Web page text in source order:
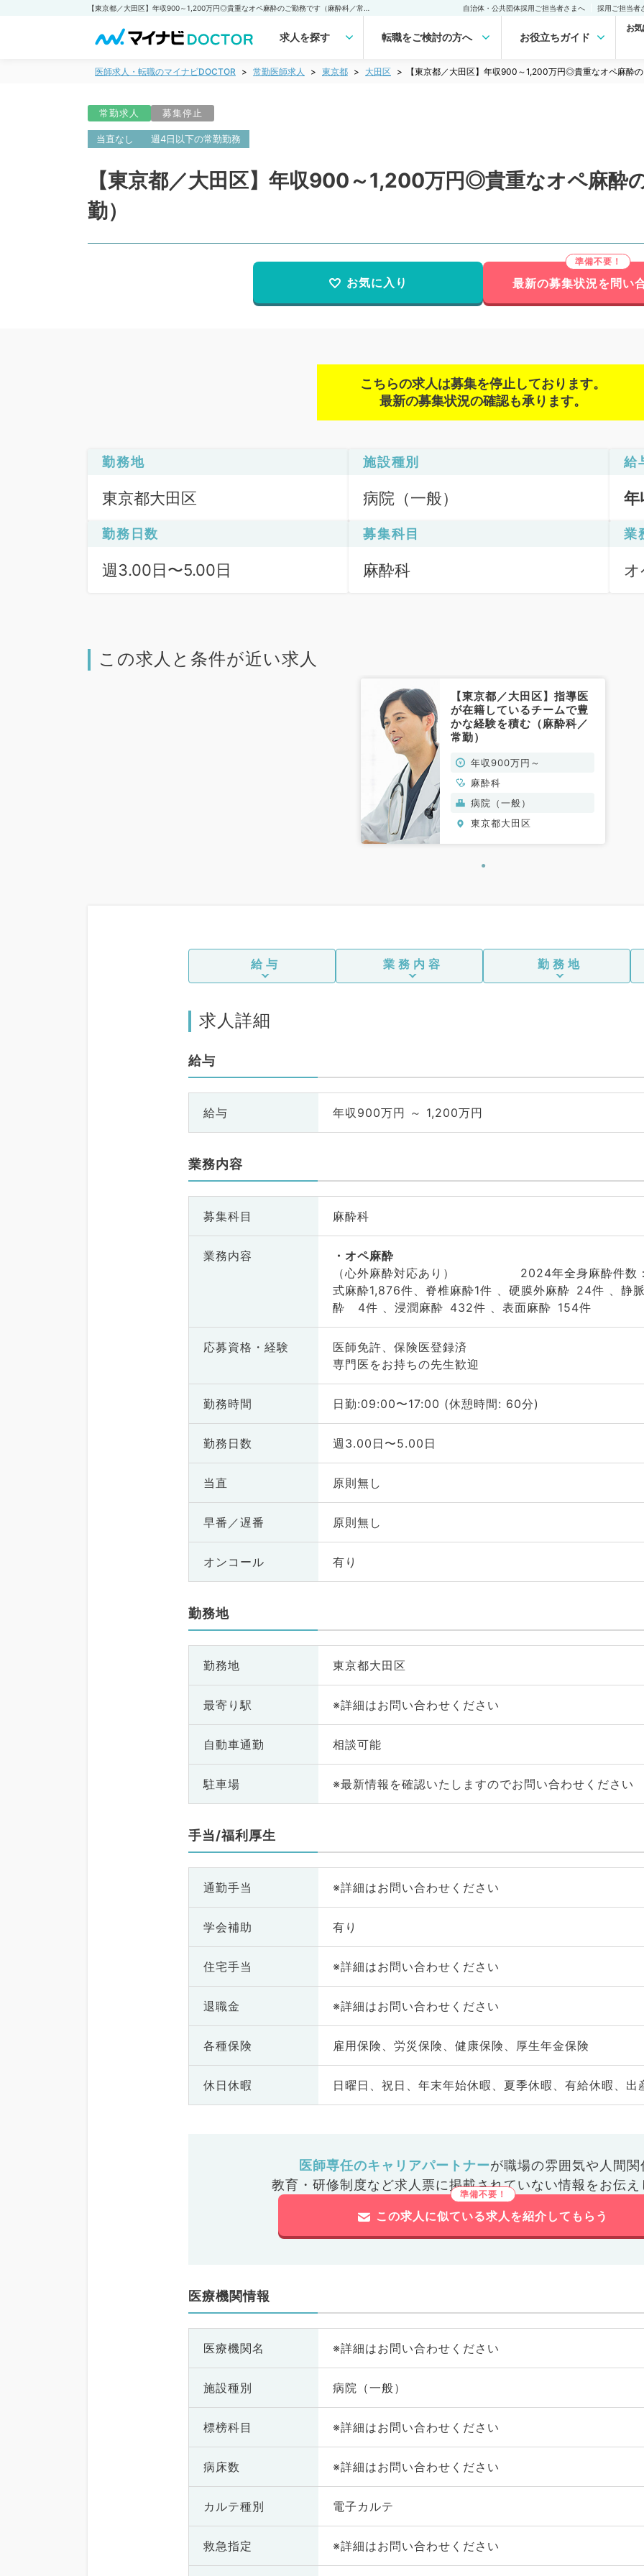
自治体・公共団体採用ご担当者さまへ 採用ご担当者
求人を探す 転職をご検討の方へ お役立ちガイド
お
医師求人・転職のマイナビDOCTOR 常勤医師求人 東京都 大田区 【東京都／大田区】年収900～1,200万円◎貴重なオペ麻酔の
常勤求人 募集停止
当直なし 週4日以下の常勤勤務
【東京都／大田区】年収900～1,200万円◎貴重なオペ麻酔
勤）
お気に入り 最新の募集状況を問い
こちらの求人は募集を停止しております。
最新の募集状況の確認も承ります。
勤務地
東京都大田区
施設種別
病院（一般）
給
年
勤務日数
週3.00日〜5.00日
募集科目
麻酔科
業
この求人と条件が近い求人
【東京都／大田区】指導医
が在籍しているチームで豊
かな経験を積む（麻酔科／
常勤）
年収900万円～
麻酔科
病院（一般）
東京都大田区
給与 業務内容 勤務地
求人詳細
給与
給与 年収900万円 ～ 1,200万円
業務内容
募集科目 麻酔科
業務内容
オペ麻酔
（心外麻酔対応あり） 2024年全身麻酔件数
式麻酔1,876件、脊椎麻酔1件 、硬膜外麻酔 24件 、静
酔 4件 、浸潤麻酔 432件 、表面麻酔 154件
応募資格・ 経験
医師免許、保険医登録済
専門医をお持ちの先生歓迎
勤務時間 日勤:09:00〜17:00 (休憩時間: 60分)
勤務日数 週3.00日〜5.00日
当直 原則無し
早番／遅番 原則無し
オンコール 有り
勤務地
勤務地 東京都大田区
最寄り駅 ※詳細はお問い合わせください
自動車通勤 相談可能
駐車場 ※最新情報を確認いたしますのでお問い合わせください
手当/福利厚生
通勤手当 ※詳細はお問い合わせください
学会補助 有り
住宅手当 ※詳細はお問い合わせください
退職金 ※詳細はお問い合わせください
各種保険 雇用保険、労災保険、健康保険、厚生年金保険
休日休暇 日曜日、祝日、年末年始休暇、夏季休暇、有給休暇、出
医師専任のキャリアパートナーが職場の雰囲気や人間関
教育・研修制度など求人票に掲載されていない情報をお伝え
この求人に似ている求人を紹介してもらう
医療機関情報
医療機関名 ※詳細はお問い合わせください
施設種別 病院（一般）
標榜科目 ※詳細はお問い合わせください
病床数 ※詳細はお問い合わせください
カルテ種別 電子カルテ
救急指定 ※詳細はお問い合わせください